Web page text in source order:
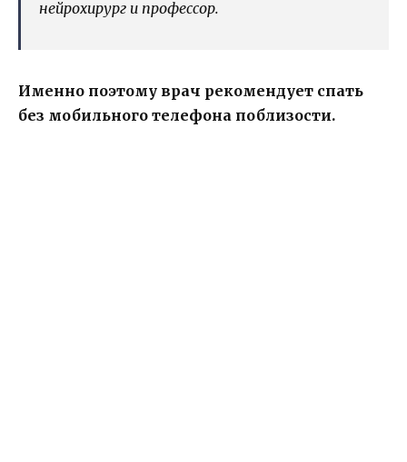
нейрохирург и профессор.
Именно поэтому врач рекомендует спать
без мобильного телефона поблизости.